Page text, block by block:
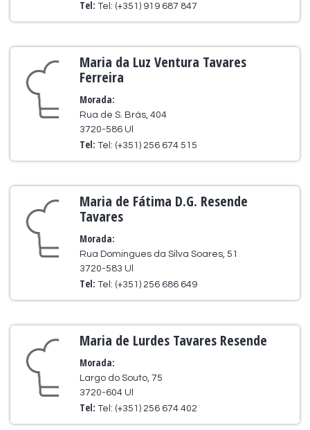
Tel:Tel: (+351) 919 687 847
Maria da Luz Ventura Tavares
Ferreira
Morada:
Rua de S. Brás, 404
3720-586 Ul
Tel:Tel: (+351) 256 674 515
Maria de Fátima D.G. Resende
Tavares
Morada:
Rua Domingues da Silva Soares, 51
3720-583 Ul
Tel:Tel: (+351) 256 686 649
Maria de Lurdes Tavares Resende
Morada:
Largo do Souto, 75
3720-604 Ul
Tel:Tel: (+351) 256 674 402